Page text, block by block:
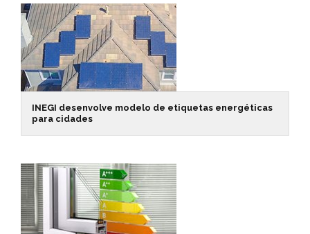
INEGI desenvolve modelo de etiquetas energéticas
para cidades